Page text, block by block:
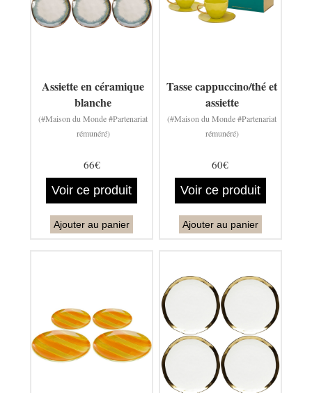
Assiette en céramique
blanche
(#Maison du Monde #Partenariat
rémunéré)
66€
Voir ce produit
Ajouter au panier
Tasse cappuccino/thé et
assiette
(#Maison du Monde #Partenariat
rémunéré)
60€
Voir ce produit
Ajouter au panier